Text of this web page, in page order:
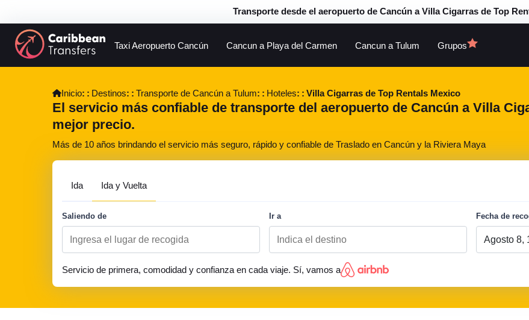
Transporte desde el aeropuerto de Cancún a Villa Cigarras de Top
Taxi Aeropuerto Cancún Cancun a Playa del Carmen Cancun a Tulum Grupos
Inicio Destinos Transporte de Cancún a Tulum Hoteles Villa Cigarras de Top Rentals Mexico
El servicio más confiable de transporte del aeropuerto de Cancún a Villa
mejor precio.
Más de 10 años brindando el servicio más seguro, rápido y confiable de Traslado en Cancún y la Riviera Maya
Ida Ida y Vuelta
Saliendo de Ir a Fecha de
Servicio de primera, comodidad y confianza en cada viaje. Sí, vamos a